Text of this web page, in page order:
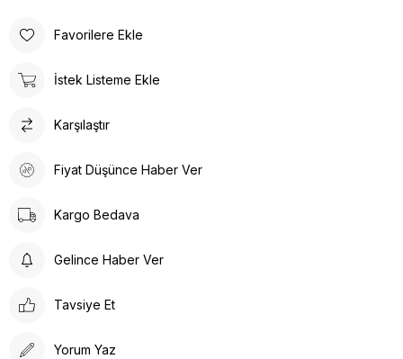
Favorilere Ekle
İstek Listeme Ekle
Karşılaştır
Fiyat Düşünce Haber Ver
Kargo Bedava
Gelince Haber Ver
Tavsiye Et
Yorum Yaz